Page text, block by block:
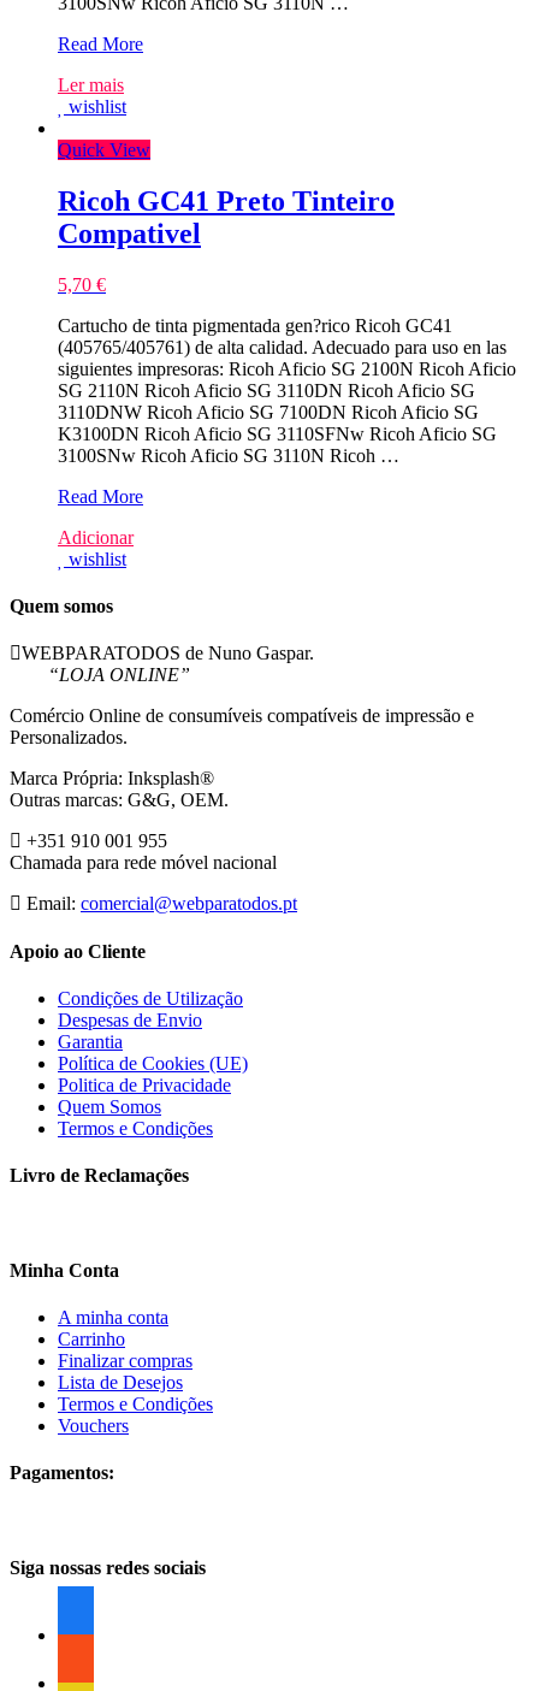
Ricoh
Magenta
Tinteiro
o
Read More
Ler mais
wishlist
Quick View
Ricoh GC41 Preto Tinteiro
Compativel
5,70 €
Cartucho de tinta pigmentada gen?rico Ricoh GC41
(405765/405761) de alta calidad. Adecuado para uso en las
siguientes impresoras: Ricoh Aficio SG 2100N Ricoh Aficio
SG 2110N Ricoh Aficio SG 3110DN Ricoh Aficio SG
3110DNW Ricoh Aficio SG 7100DN Ricoh Aficio SG
K3100DN Ricoh Aficio SG 3110SFNw Ricoh Aficio SG
3100SNw Ricoh Aficio SG 3110N Ricoh …
Ricoh
Preto
Tinteiro
Read More
Adicionar
wishlist
Quem somos
WEBPARATODOS de Nuno Gaspar.
“LOJA ONLINE”
Comércio Online de consumíveis compatíveis de impressão e
Personalizados.
Marca Própria: Inksplash®
Outras marcas: G&G, OEM.
+351 910 001 955
Chamada para rede móvel nacional
Email: comercial@webparatodos.pt
Apoio ao Cliente
Condições de Utilização
Despesas de Envio
Garantia
Política de Cookies (UE)
Politica de Privacidade
Quem Somos
Termos e Condições
Livro de Reclamações
Minha Conta
A minha conta
Carrinho
Finalizar compras
Lista de Desejos
Termos e Condições
Vouchers
Pagamentos:
Siga nossas redes sociais